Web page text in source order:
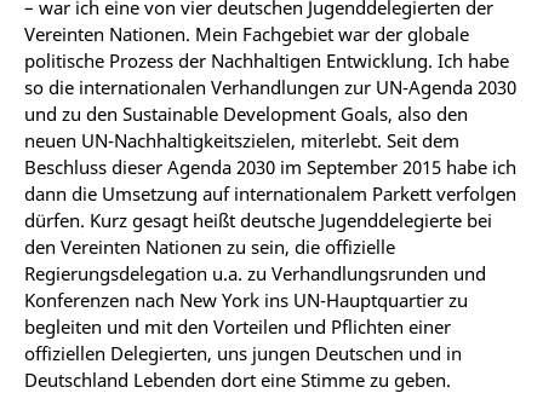
– war ich eine von vier deutschen Jugenddelegierten der
Vereinten Nationen. Mein Fachgebiet war der globale
politische Prozess der Nachhaltigen Entwicklung. Ich habe
so die internationalen Verhandlungen zur UN-Agenda 2030
und zu den Sustainable Development Goals, also den
neuen UN-Nachhaltigkeitszielen, miterlebt. Seit dem
Beschluss dieser Agenda 2030 im September 2015 habe ich
dann die Umsetzung auf internationalem Parkett verfolgen
dürfen. Kurz gesagt heißt deutsche Jugenddelegierte bei
den Vereinten Nationen zu sein, die offizielle
Regierungsdelegation u.a. zu Verhandlungsrunden und
Konferenzen nach New York ins UN-Hauptquartier zu
begleiten und mit den Vorteilen und Pflichten einer
offiziellen Delegierten, uns jungen Deutschen und in
Deutschland Lebenden dort eine Stimme zu geben.